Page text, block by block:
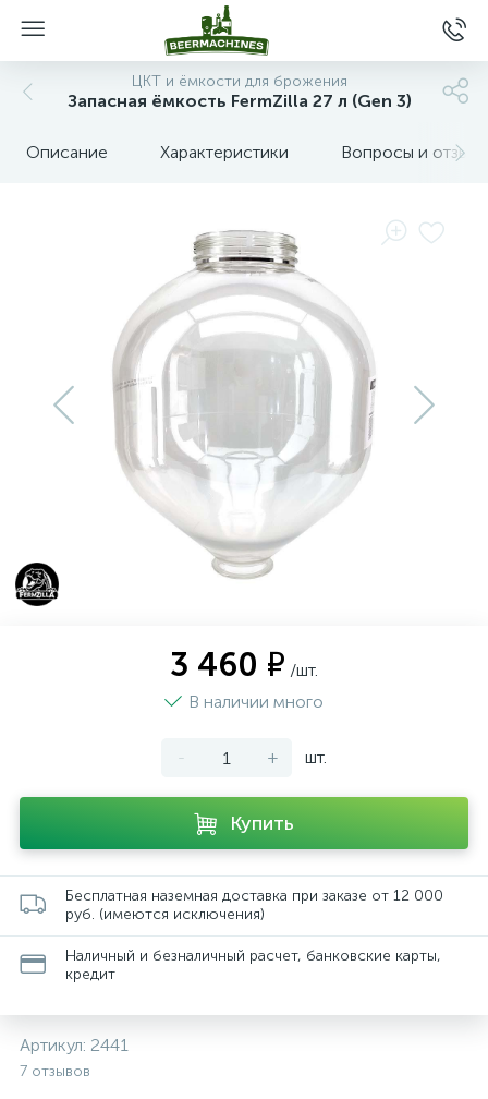
ЦКТ и ёмкости для брожения
Запасная ёмкость FermZilla 27 л (Gen 3)
Описание Характеристики Вопросы и отзывы
3 460 ₽ /шт.
В наличии много
- + шт.
Купить
Бесплатная наземная доставка при заказе от 12 000
руб. (имеются исключения)
Наличный и безналичный расчет, банковские карты,
кредит
Артикул: 2441
7 отзывов